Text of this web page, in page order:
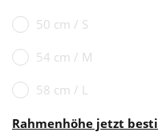
50 cm / S
54 cm / M
58 cm / L
Rahmenhöhe jetzt